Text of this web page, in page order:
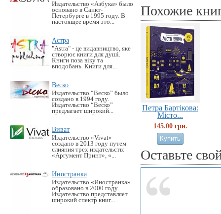
Издательство «Азбука» было
основано в Санкт-
Петербурге в 1995 году. В
настоящее время это...
Астра
"Astra" - це видавництво, яке
створює книги для душі.
Книги поза віку та
вподобань. Книги для...
Веско
Издательство “Веско” было
создано в 1994 году.
Издательство “Веско”
предлагает широкий...
Виват
Издательство «Vivat»
создано в 2013 году путем
слияния трех издательств:
«Аргумент Принт», «...
Иностранка
Издательство «Иностранка»
образовано в 2000 году.
Издательство представляет
широкий спектр книг...
Похожие
Петра Бартікова:
Місто...
145.00 грн.
Оставьте